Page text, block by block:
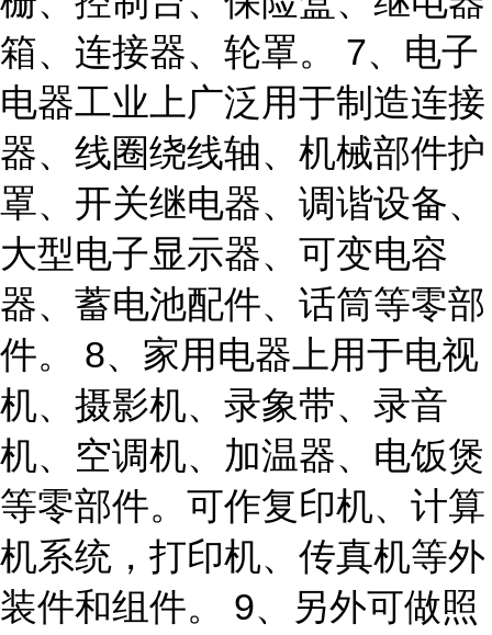
箱、连接器、轮罩。 7、电子
电器工业上广泛用于制造连接
器、线圈绕线轴、机械部件护
罩、开关继电器、调谐设备、
大型电子显示器、可变电容
器、蓄电池配件、话筒等零部
件。 8、家用电器上用于电视
机、摄影机、录象带、录音
机、空调机、加温器、电饭煲
等零部件。可作复印机、计算
机系统，打印机、传真机等外
装件和组件。 9、另外可做照